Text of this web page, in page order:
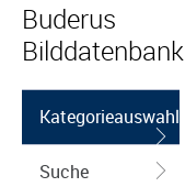
Buderus
Bilddatenbank
Kategorieauswahl
Suche